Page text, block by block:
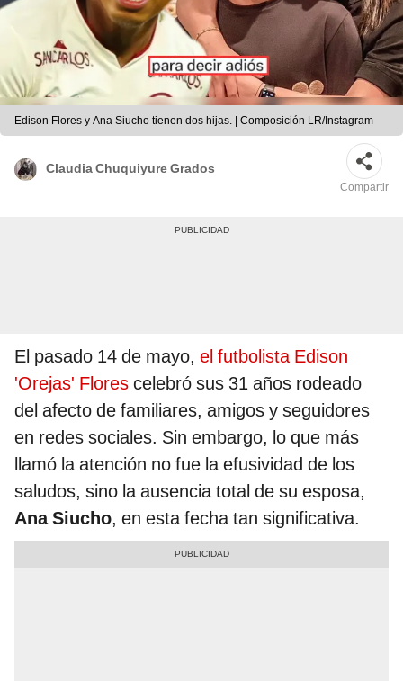
Edison Flores y Ana Siucho tienen dos hijas. | Composición LR/Instagram
Claudia Chuquiyure Grados
Compartir
El pasado 14 de mayo, el futbolista Edison
'Orejas' Flores celebró sus 31 años rodeado
del afecto de familiares, amigos y seguidores
en redes sociales. Sin embargo, lo que más
llamó la atención no fue la efusividad de los
saludos, sino la ausencia total de su esposa,
Ana Siucho, en esta fecha tan significativa.